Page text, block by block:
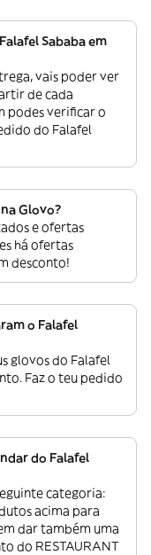
Sababa em
vais poder ver
de cada
podes verificar o
do Falafel
Glovo?
e ofertas
há ofertas
desconto!
o Falafel
glovos do Falafel
Faz o teu pedido
do Falafel
categoria:
acima para
dar também uma
do RESTAURANT